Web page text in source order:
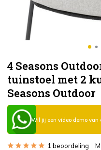
4 Seasons
tuinstoel met 2
Seasons Outdoor
Wil jij een video demo van
1 beoordeling